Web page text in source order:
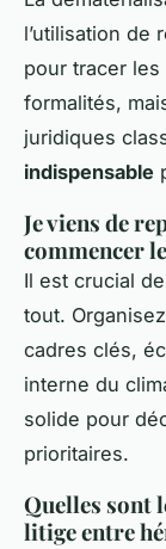
l’utilisation de
pour tracer
formalités,
juridiques
indispensable
Je viens de
commencer
Il est crucial
tout.
cadres clés,
interne du
solide pour
prioritaires.
Quelles sont
litige entre